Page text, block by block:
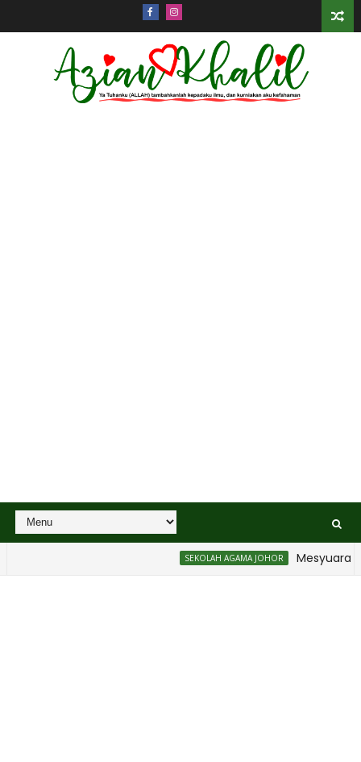
SEKOLAH AGAMA JOHOR Mesyuarat